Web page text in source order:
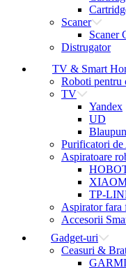
Scaner
Scaner
Distrugator
TV & Smart
Roboti pentru
TV
Yandex
UD
Purificatori de
Aspiratoare
TP-
Aspirator fara
Accesorii
Gadget-uri
Ceasuri &